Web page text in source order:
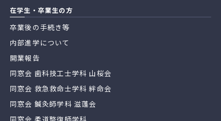
在学生・卒業生の方
卒業後の手続き等
内部進学について
開業報告
同窓会 歯科技工士学科 山桜会
同窓会 救急救命士学科 絆命会
同窓会 鍼灸師学科 滋蓬会